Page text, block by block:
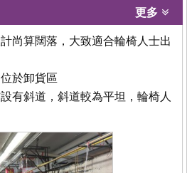
更多
尚算闊落，大致適合輪椅人士出
於卸貨區
有斜道，斜道較為平坦，輪椅人